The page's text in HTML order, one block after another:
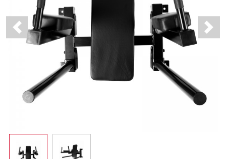
Previous Next